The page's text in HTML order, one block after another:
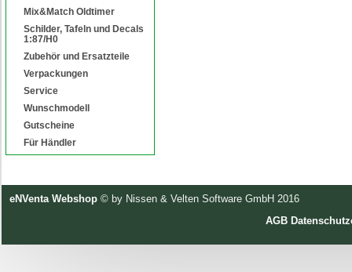
Mix&Match Oldtimer
Schilder, Tafeln und Decals
1:87/H0
Zubehör und Ersatzteile
Verpackungen
Service
Wunschmodell
Gutscheine
Für Händler
eNVenta Webshop © by Nissen & Velten Software GmbH 2016
AGB